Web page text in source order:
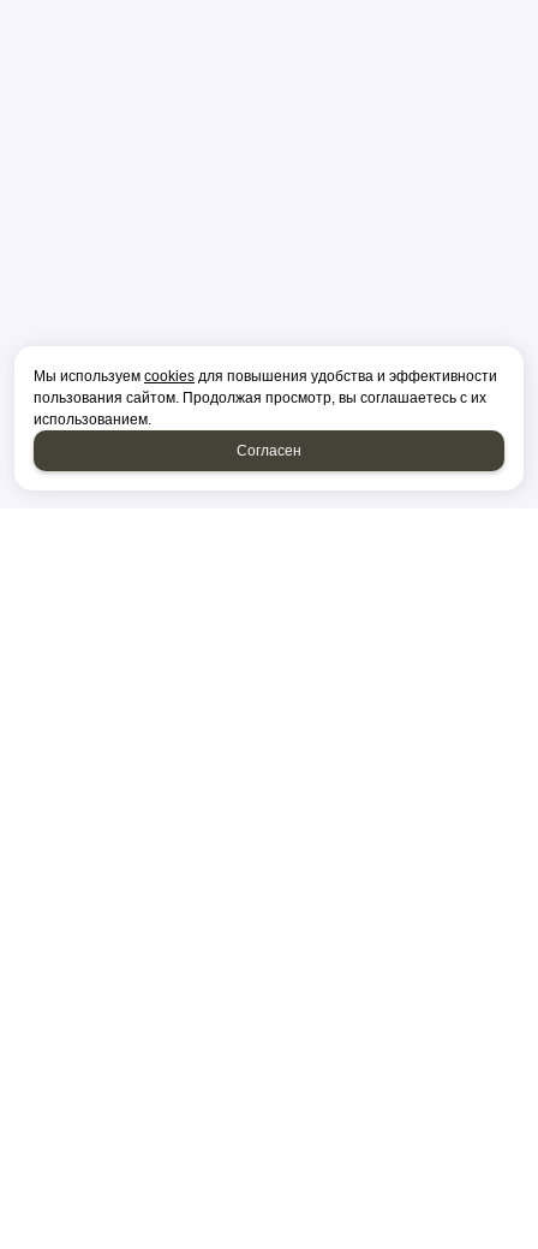
Мы используем cookies для повышения удобства и эффективности
пользования сайтом. Продолжая просмотр, вы соглашаетесь с их
использованием.
Согласен